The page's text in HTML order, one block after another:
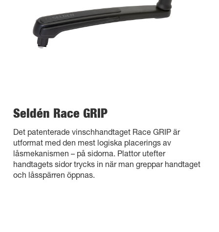
Seldén Race GRIP
Det patenterade vinschhandtaget Race GRIP är
utformat med den mest logiska placerings av
låsmekanismen – på sidorna. Plattor utefter
handtagets sidor trycks in när man greppar handtaget
och låsspärren öppnas.